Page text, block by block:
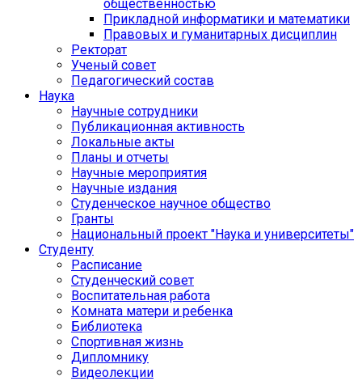
общественностью
Прикладной информатики и математики
Правовых и гуманитарных дисциплин
Ректорат
Ученый совет
Педагогический состав
Наука
Научные сотрудники
Публикационная активность
Локальные акты
Планы и отчеты
Научные мероприятия
Научные издания
Студенческое научное общество
Гранты
Национальный проект "Наука и университеты"
Студенту
Расписание
Студенческий совет
Воспитательная работа
Комната матери и ребенка
Библиотека
Спортивная жизнь
Дипломнику
Видеолекции